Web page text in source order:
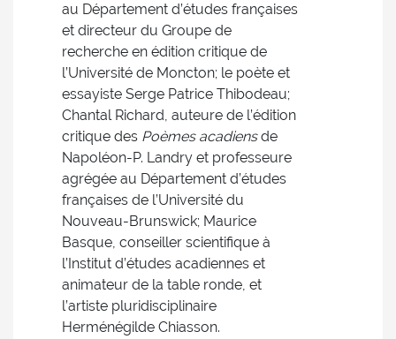
au Département d’études françaises
et directeur du Groupe de
recherche en édition critique de
l’Université de Moncton; le poète et
essayiste Serge Patrice Thibodeau;
Chantal Richard, auteure de l’édition
critique des Poèmes acadiensde
Napoléon-P. Landry et professeure
agrégée au Département d’études
françaises de l’Université du
Nouveau-Brunswick; Maurice
Basque, conseiller scientifique à
l’Institut d’études acadiennes et
animateur de la table ronde, et
l’artiste pluridisciplinaire
Herménégilde Chiasson.